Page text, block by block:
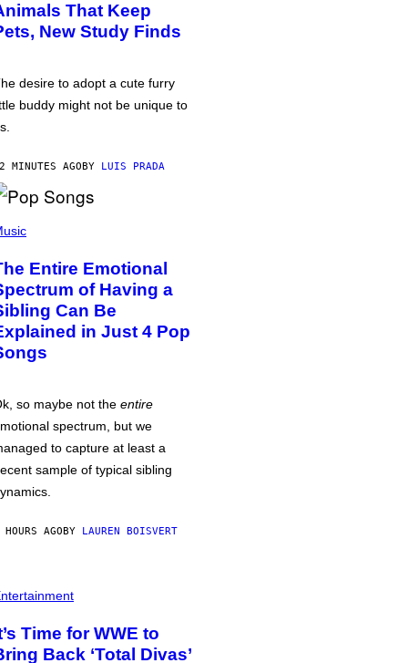
That Keep
New Study Finds
desire to adopt a cute furry
buddy might not be unique to
MINUTES AGOBY LUIS PRADA
Entire Emotional
of Having a
Can Be
in Just 4 Pop
so maybe not the entire
spectrum, but we
to capture at least a
sample of typical sibling
AGOBY LAUREN BOISVERT
Time for WWE to
Back ‘Total Divas’